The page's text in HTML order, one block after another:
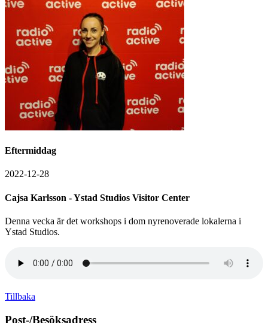
Eftermiddag
2022-12-28
Cajsa Karlsson - Ystad Studios Visitor Center
Denna vecka är det workshops i dom nyrenoverade lokalerna i
Ystad Studios.
Tillbaka
Post-/Besöksadress